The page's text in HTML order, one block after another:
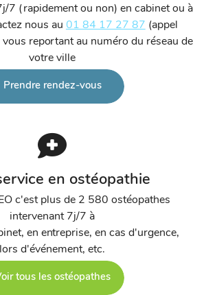
7 (rapidement ou non) en cabinet ou à
nous au 01 84 17 27 87 (appel
reportant au numéro du réseau de
votre ville
Prendre rendez-vous
en ostéopathie
c'est plus de 2 580 ostéopathes
intervenant 7j/7 à
en entreprise, en cas d'urgence,
lors d'événement, etc.
tous les ostéopathes